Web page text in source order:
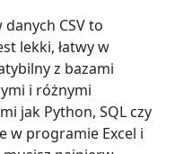
CSV to
lekki, łatwy w
z bazami
i różnymi
jak Python, SQL czy
w programie Excel i